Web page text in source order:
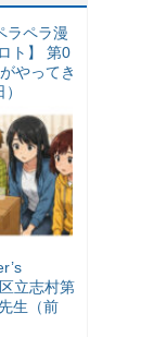
ラペラ漫
ト】 第0
やってき
立志村第
生（前